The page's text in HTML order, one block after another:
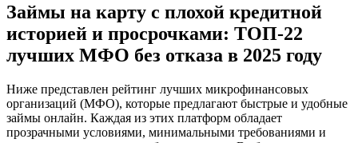
Займы на карту с плохой кредитной
историей и просрочками: ТОП-22
лучших МФО без отказа в 2025 году
Ниже представлен рейтинг лучших микрофинансовых
организаций (МФО), которые предлагают быстрые и удобные
займы онлайн. Каждая из этих платформ обладает
прозрачными условиями, минимальными требованиями и